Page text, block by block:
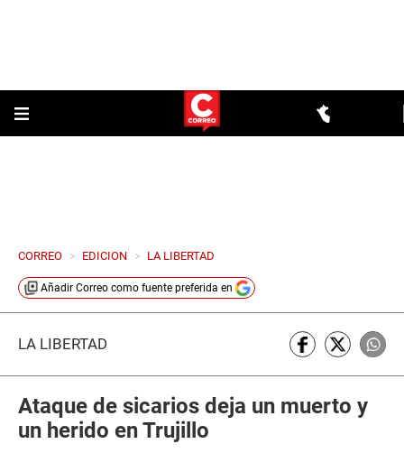
CORREO > EDICION > LA LIBERTAD
Añadir Correo como fuente preferida en
LA LIBERTAD
Ataque de sicarios deja un muerto y
un herido en Trujillo